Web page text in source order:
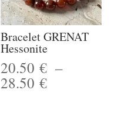
Bracelet GRENAT
Hessonite
20.50€ –
28.50€Plage